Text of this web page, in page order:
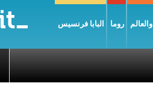
البابا فرنسيس روما